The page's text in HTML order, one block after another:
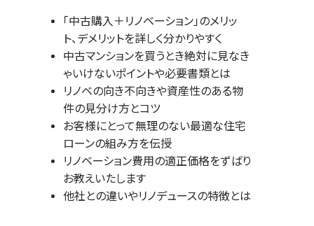
「中古購入＋リノベーション」のメリッ
ト、デメリットを詳しく分かりやすく
中古マンションを買うとき絶対に見なき
ゃいけないポイントや必要書類とは
リノベの向き不向きや資産性のある物
件の見分け方とコツ
お客様にとって無理のない最適な住宅
ローンの組み方を伝授
リノベーション費用の適正価格をずばり
お教えいたします
他社との違いやリノデュースの特徴とは